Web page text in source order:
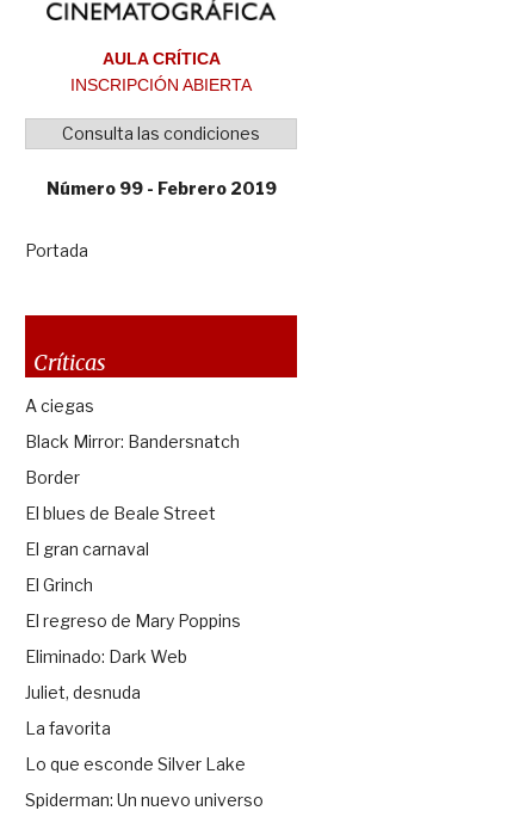
AULA CRÍTICA
INSCRIPCIÓN ABIERTA
Consulta las condiciones
Número 99 - Febrero 2019
Portada
Críticas
A ciegas
Black Mirror: Bandersnatch
Border
El blues de Beale Street
El gran carnaval
El Grinch
El regreso de Mary Poppins
Eliminado: Dark Web
Juliet, desnuda
La favorita
Lo que esconde Silver Lake
Spiderman: Un nuevo universo